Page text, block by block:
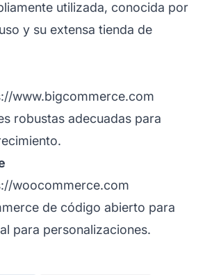
utilizada, conocida por
y su extensa tienda de
www.bigcommerce.com
robustas adecuadas para
woocommerce.com
de código abierto para
para personalizaciones.